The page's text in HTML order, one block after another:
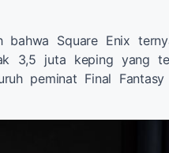
bahwa Square Enix
3,5 juta keping yang
peminat Final Fantasy